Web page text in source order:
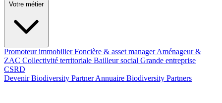
Votre métier
Promoteur immobilierFoncière & asset managerAménageur &
ZAC Collectivité territoriale Bailleur social Grande entreprise
CSRD
Devenir Biodiversity PartnerAnnuaire Biodiversity Partners